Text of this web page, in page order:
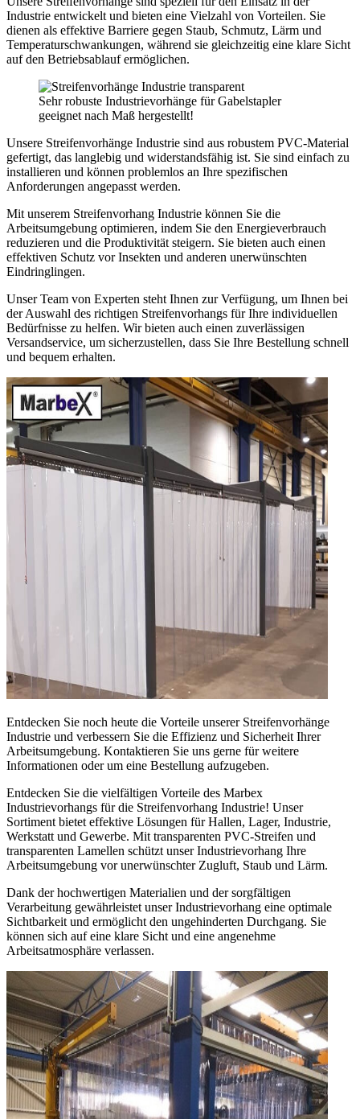
Industrie entwickelt und bieten eine Vielzahl von Vorteilen. Sie
dienen als effektive Barriere gegen Staub, Schmutz, Lärm und
Temperaturschwankungen, während sie gleichzeitig eine klare Sicht
auf den Betriebsablauf ermöglichen.
Sehr robuste Industrievorhänge für Gabelstapler
geeignet nach Maß hergestellt!
Unsere Streifenvorhänge Industrie sind aus robustem PVC-Material
gefertigt, das langlebig und widerstandsfähig ist. Sie sind einfach zu
installieren und können problemlos an Ihre spezifischen
Anforderungen angepasst werden.
Mit unserem Streifenvorhang Industrie können Sie die
Arbeitsumgebung optimieren, indem Sie den Energieverbrauch
reduzieren und die Produktivität steigern. Sie bieten auch einen
effektiven Schutz vor Insekten und anderen unerwünschten
Eindringlingen.
Unser Team von Experten steht Ihnen zur Verfügung, um Ihnen bei
der Auswahl des richtigen Streifenvorhangs für Ihre individuellen
Bedürfnisse zu helfen. Wir bieten auch einen zuverlässigen
Versandservice, um sicherzustellen, dass Sie Ihre Bestellung schnell
und bequem erhalten.
Entdecken Sie noch heute die Vorteile unserer Streifenvorhänge
Industrie und verbessern Sie die Effizienz und Sicherheit Ihrer
Arbeitsumgebung. Kontaktieren Sie uns gerne für weitere
Informationen oder um eine Bestellung aufzugeben.
Entdecken Sie die vielfältigen Vorteile des Marbex
Industrievorhangs für die Streifenvorhang Industrie! Unser
Sortiment bietet effektive Lösungen für Hallen, Lager, Industrie,
Werkstatt und Gewerbe. Mit transparenten PVC-Streifen und
transparenten Lamellen schützt unser Industrievorhang Ihre
Arbeitsumgebung vor unerwünschter Zugluft, Staub und Lärm.
Dank der hochwertigen Materialien und der sorgfältigen
Verarbeitung gewährleistet unser Industrievorhang eine optimale
Sichtbarkeit und ermöglicht den ungehinderten Durchgang. Sie
können sich auf eine klare Sicht und eine angenehme
Arbeitsatmosphäre verlassen.